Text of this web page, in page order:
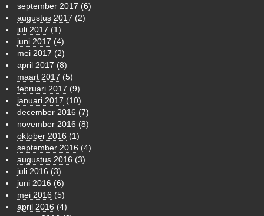
september 2017 (6)
augustus 2017 (2)
juli 2017 (1)
juni 2017 (4)
mei 2017 (2)
april 2017 (8)
maart 2017 (5)
februari 2017 (9)
januari 2017 (10)
december 2016 (7)
november 2016 (8)
oktober 2016 (1)
september 2016 (4)
augustus 2016 (3)
juli 2016 (3)
juni 2016 (6)
mei 2016 (5)
april 2016 (4)